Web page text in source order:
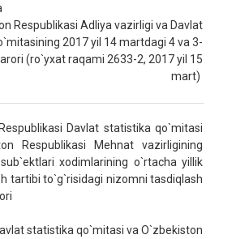
Respublikasi Adliya vazirligi va Davlat
2017 yil 14 martdagi 4 va 3-
(ro`yxat raqami 2633-2, 2017 yil 15
mart)
Davlat statistika qo`mitasi
Respublikasi Mehnat vazirligining
xodimlarining o`rtacha yillik
tartibi to`g`risidagi nizomni tasdiqlash
statistika qo`mitasi va O`zbekiston